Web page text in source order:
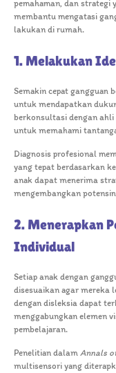
pemahaman, dan strategi
membantu mengatasi
lakukan di rumah.
1. Melakukan
Semakin cepat gangguan
untuk mendapatkan
berkonsultasi dengan
untuk memahami
Diagnosis profesional
yang tepat berdasarkan
anak dapat menerima
mengembangkan
2. Menerapkan
Individual
Setiap anak dengan
disesuaikan agar mereka
dengan disleksia dapat
menggabungkan elemen
pembelajaran.
Penelitian dalam Annals
multisensori yang